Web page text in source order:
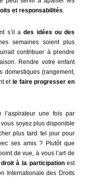
et responsabilités.
s’il ades idées ou des
semaines soient plus
contribuer à prendre
Rendre votre enfant
domestiques (rangement,
etle faire progresser en
l’aspirateur une fois par
soyez plus disponible
plus tard tel jour pour
ses amis ? Plutôt que
de vue, à vous l’art de
à la participationest
Internationale des Droits